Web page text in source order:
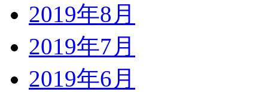
2019年8月
2019年7月
2019年6月